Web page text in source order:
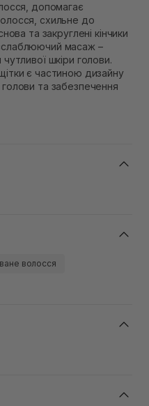
допомагає
схильне до
та закруглені кінчики
масаж –
​​шкіри голови.
є частиною дизайну
та забезпечення
волосся